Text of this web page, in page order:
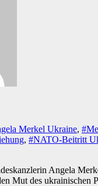
Merkel Ukraine,
, #NATO-Beitritt
Angela
Mut des ukrainischen